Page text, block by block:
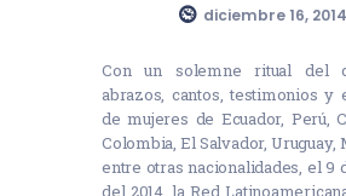
diciembre 16, 2014
Con un solemne ritual del
abrazos, cantos, testimonios y
de mujeres de Ecuador, Perú,
Colombia, El Salvador, Uruguay,
entre otras nacionalidades, el 9
del 2014, la Red